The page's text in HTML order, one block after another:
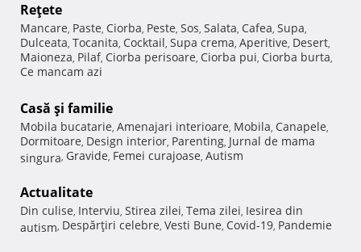
Reţete
Mancare, Paste, Ciorba, Peste, Sos, Salata, Cafea, Supa,
Dulceata, Tocanita, Cocktail, Supa crema, Aperitive, Desert,
Maioneza, Pilaf, Ciorba perisoare, Ciorba pui, Ciorba burta,
Ce mancam azi
Casă şi familie
Mobila bucatarie, Amenajari interioare, Mobila, Canapele,
Dormitoare, Design interior, Parenting, Jurnal de mama
singura, Gravide, Femei curajoase, Autism
Actualitate
Din culise, Interviu, Stirea zilei, Tema zilei, Iesirea din
autism, Despărţiri celebre, Vesti Bune, Covid-19, Pandemie